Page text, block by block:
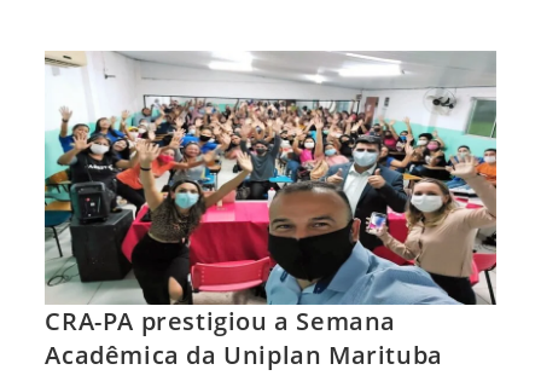
CRA-PA prestigiou a Semana
Acadêmica da Uniplan Marituba